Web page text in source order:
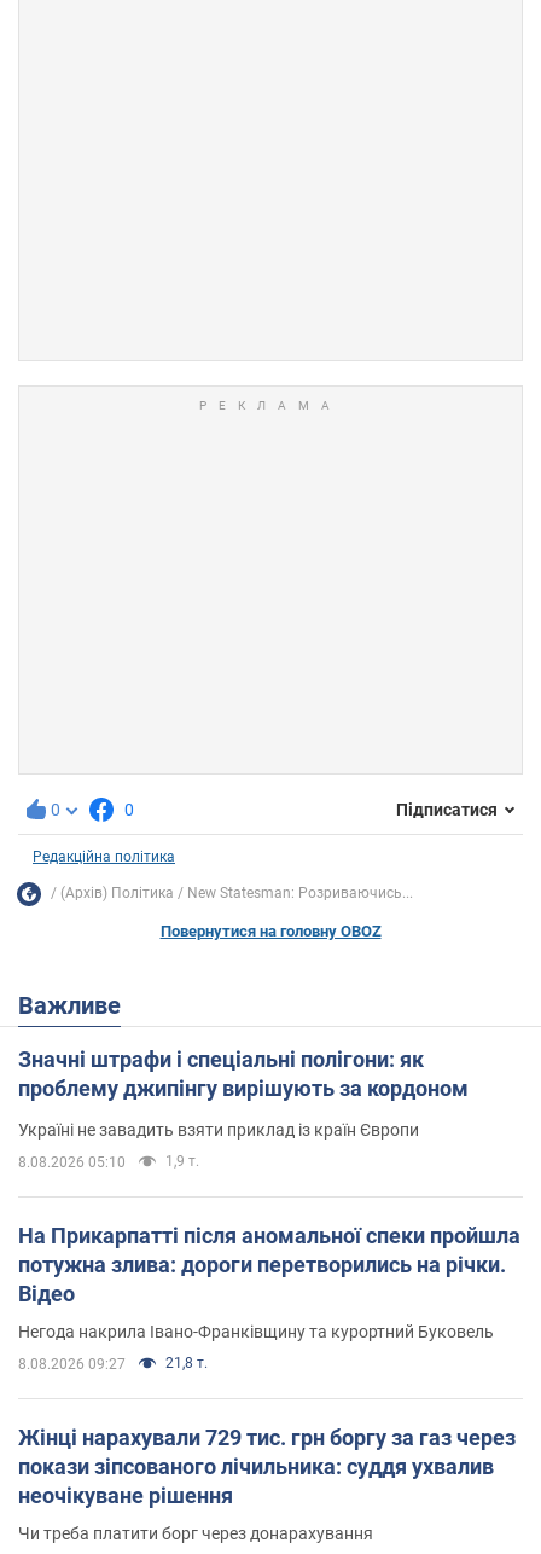
0 0 Підписатися
Редакційна політика
(Архів) Політика New Statesman: Розриваючись...
Повернутися на головну OBOZ
Важливе
Значні штрафи і спеціальні полігони: як
проблему джипінгу вирішують за кордоном
Україні не завадить взяти приклад із країн Європи
8.08.2026 05:10 1,9 т.
На Прикарпатті після аномальної спеки пройшла
потужна злива: дороги перетворились на річки.
Відео
Негода накрила Івано-Франківщину та курортний Буковель
8.08.2026 09:27 21,8 т.
Жінці нарахували 729 тис. грн боргу за газ через
покази зіпсованого лічильника: суддя ухвалив
неочікуване рішення
Чи треба платити борг через донарахування